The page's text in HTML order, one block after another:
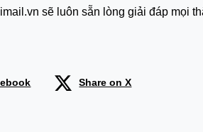
sẽ luôn sẵn lòng giải đáp mọi
Share on X